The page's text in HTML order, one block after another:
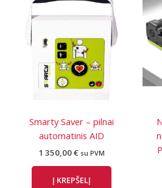
Smarty Saver – pilnai
automatinis AID
1 350,00€ su PVM
Į KREPŠELĮ